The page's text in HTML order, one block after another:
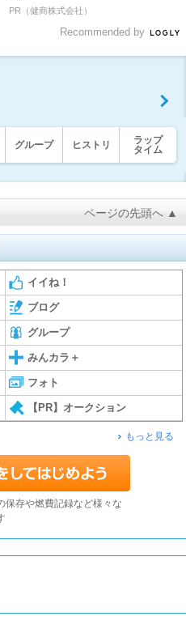
PR（健商株式会社）
Recommended by
グループ ヒストリ
ラップ
タイム
ページの先頭へ ▲
イイね！
ブログ
グループ
みんカラ＋
フォト
【PR】オークション
もっと見る
保存や燃費記録など様々な